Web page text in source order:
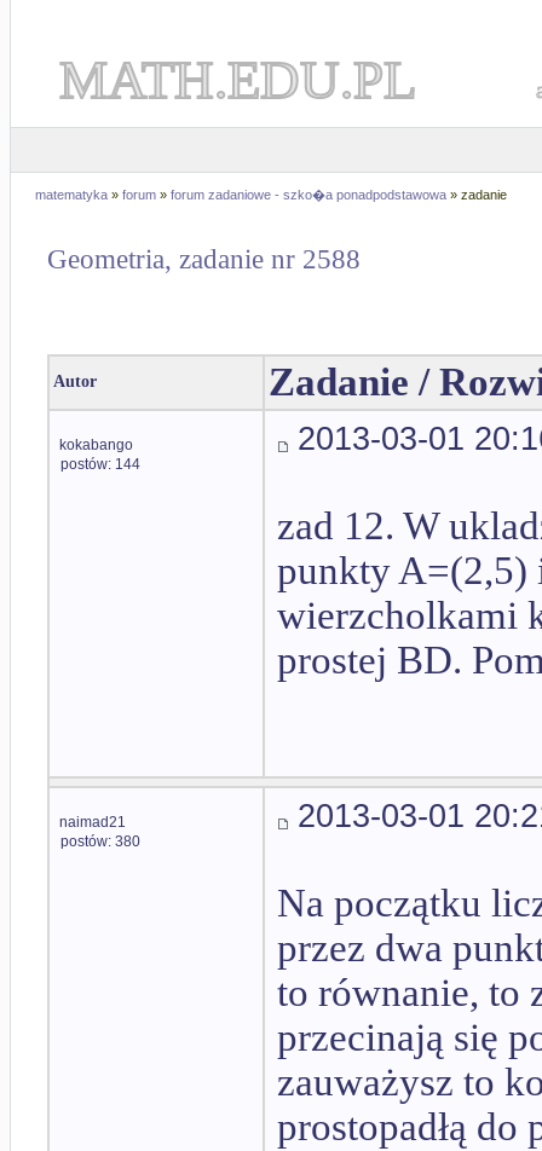
MATH.EDU.PL
matematyka » forum » forum zadaniowe - szko�a ponadpodstawowa » zadanie
Geometria, zadanie nr 2588
Autor Zadanie /
kokabango
postów: 144
2013-03-01
zad 12. W
punkty A=(2,5)
wierzcholkami
prostej BD.
naimad21
postów: 380
2013-03-01
Na początku
przez dwa
to równanie, to
przecinają się
zauważysz to
prostopadłą